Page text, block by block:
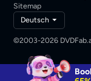
Sitemap
Deutsch
©2003-2026